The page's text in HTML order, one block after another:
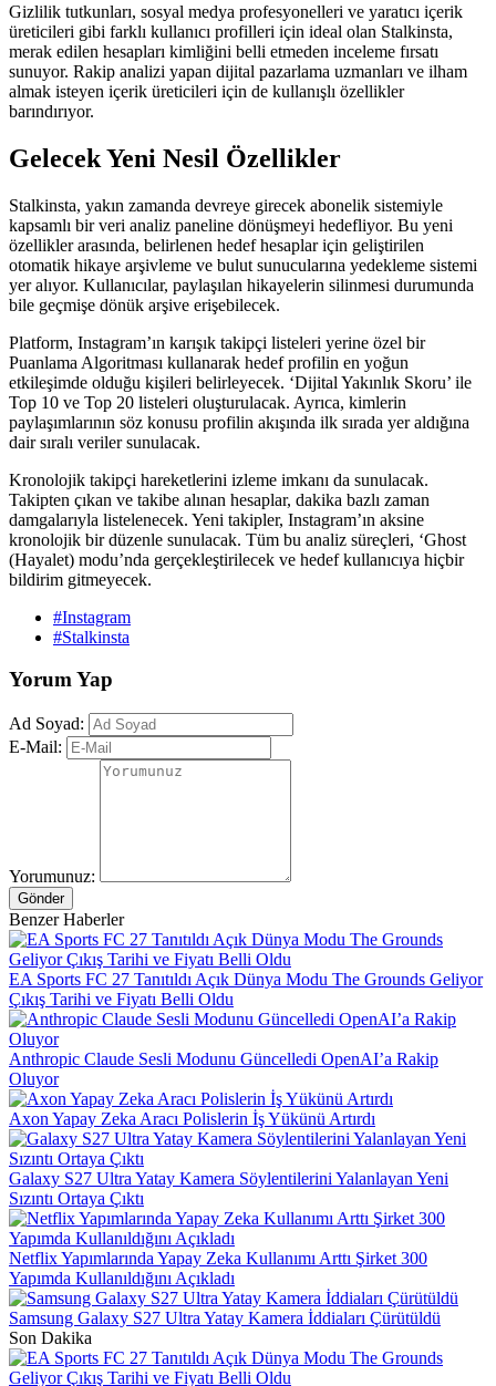
Gizlilik tutkunları, sosyal medya profesyonelleri ve yaratıcı içerik
üreticileri gibi farklı kullanıcı profilleri için ideal olan Stalkinsta,
merak edilen hesapları kimliğini belli etmeden inceleme fırsatı
sunuyor. Rakip analizi yapan dijital pazarlama uzmanları ve ilham
almak isteyen içerik üreticileri için de kullanışlı özellikler
barındırıyor.
Gelecek Yeni Nesil Özellikler
Stalkinsta, yakın zamanda devreye girecek abonelik sistemiyle
kapsamlı bir veri analiz paneline dönüşmeyi hedefliyor. Bu yeni
özellikler arasında, belirlenen hedef hesaplar için geliştirilen
otomatik hikaye arşivleme ve bulut sunucularına yedekleme sistemi
yer alıyor. Kullanıcılar, paylaşılan hikayelerin silinmesi durumunda
bile geçmişe dönük arşive erişebilecek.
Platform, Instagram’ın karışık takipçi listeleri yerine özel bir
Puanlama Algoritması kullanarak hedef profilin en yoğun
etkileşimde olduğu kişileri belirleyecek. ‘Dijital Yakınlık Skoru’ ile
Top 10 ve Top 20 listeleri oluşturulacak. Ayrıca, kimlerin
paylaşımlarının söz konusu profilin akışında ilk sırada yer aldığına
dair sıralı veriler sunulacak.
Kronolojik takipçi hareketlerini izleme imkanı da sunulacak.
Takipten çıkan ve takibe alınan hesaplar, dakika bazlı zaman
damgalarıyla listelenecek. Yeni takipler, Instagram’ın aksine
kronolojik bir düzenle sunulacak. Tüm bu analiz süreçleri, ‘Ghost
(Hayalet) modu’nda gerçekleştirilecek ve hedef kullanıcıya hiçbir
bildirim gitmeyecek.
#Instagram
#Stalkinsta
Yorum Yap
Ad Soyad:
E-Mail:
Yorumunuz:
Gönder
Benzer Haberler
EA Sports FC 27 Tanıtıldı Açık Dünya Modu The Grounds Geliyor
Çıkış Tarihi ve Fiyatı Belli Oldu
Anthropic Claude Sesli Modunu Güncelledi OpenAI’a Rakip
Oluyor
Axon Yapay Zeka Aracı Polislerin İş Yükünü Artırdı
Galaxy S27 Ultra Yatay Kamera Söylentilerini Yalanlayan Yeni
Sızıntı Ortaya Çıktı
Netflix Yapımlarında Yapay Zeka Kullanımı Arttı Şirket 300
Yapımda Kullanıldığını Açıkladı
Samsung Galaxy S27 Ultra Yatay Kamera İddiaları Çürütüldü
Son Dakika